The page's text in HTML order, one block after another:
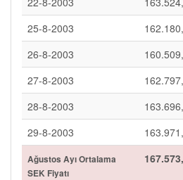
25-8-2003
26-8-2003
27-8-2003
28-8-2003
29-8-2003
Ağustos Ayı Ortalama
SEK Fiyatı